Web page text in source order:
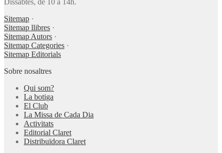
Dissabtes, de 10 a 14h.
Sitemap ·
Sitemap llibres ·
Sitemap Autors ·
Sitemap Categories ·
Sitemap Editorials
Sobre nosaltres
Qui som?
La botiga
El Club
La Missa de Cada Dia
Activitats
Editorial Claret
Distribuïdora Claret